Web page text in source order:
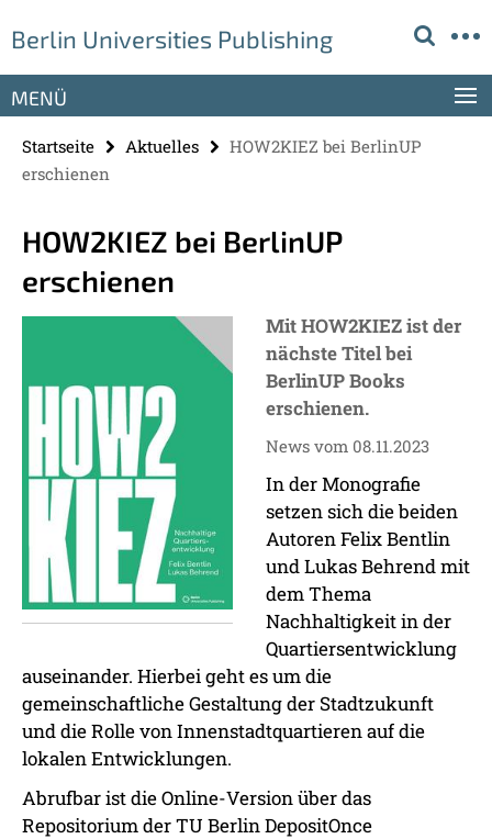
direkt
Inhalt
Berlin Universities Publishing
Service-
MENÜ
Startseite Aktuelles
HOW2KIEZ bei BerlinUP
erschienen
HOW2KIEZ bei BerlinUP
erschienen
Mit HOW2KIEZ ist der
nächste Titel bei
BerlinUP Books
erschienen.
News vom 08.11.2023
In der Monografie
setzen sich die beiden
Autoren Felix Bentlin
und Lukas Behrend mit
dem Thema
Nachhaltigkeit in der
Quartiersentwicklung
auseinander. Hierbei geht es um die
gemeinschaftliche Gestaltung der Stadtzukunft
und die Rolle von Innenstadtquartieren auf die
lokalen Entwicklungen.
Abrufbar ist die Online-Version über das
Repositorium der TU Berlin DepositOnce